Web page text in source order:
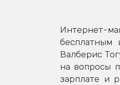
Интернет-
бесплатным
Валберис
на вопросы
зарплате и